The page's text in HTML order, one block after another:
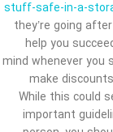
stuff-safe-in-a-
they’re going
help you
mind whenever you
make
While this could
important